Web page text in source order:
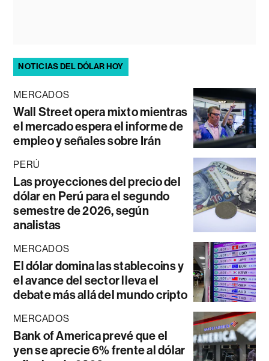
NOTICIAS DEL DÓLAR HOY
MERCADOS
Wall Street opera mixto mientras
el mercado espera el informe de
empleo y señales sobre Irán
PERÚ
Las proyecciones del precio del
dólar en Perú para el segundo
semestre de 2026, según
analistas
MERCADOS
El dólar domina las stablecoins y
el avance del sector lleva el
debate más allá del mundo cripto
MERCADOS
Bank of America prevé que el
yen se aprecie 6% frente al dólar